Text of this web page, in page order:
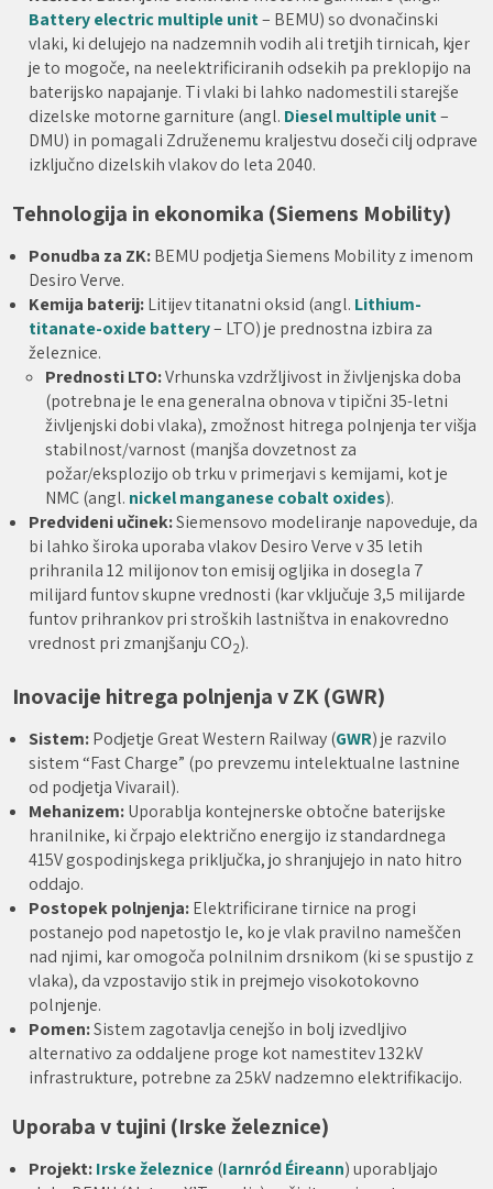
Battery electric multiple unit– BEMU) so dvonačinski
vlaki, ki delujejo na nadzemnih vodih ali tretjih tirnicah, kjer
je to mogoče, na neelektrificiranih odsekih pa preklopijo na
baterijsko napajanje. Ti vlaki bi lahko nadomestili starejše
dizelske motorne garniture (angl. Diesel multiple unit–
DMU) in pomagali Združenemu kraljestvu doseči cilj odprave
izključno dizelskih vlakov do leta 2040.
Tehnologija in ekonomika (Siemens Mobility)
Ponudba za ZK:BEMU podjetja Siemens Mobility z imenom
Desiro Verve.
Kemija baterij:Litijev titanatni oksid (angl. Lithium-
titanate-oxide battery– LTO) je prednostna izbira za
železnice.
Prednosti LTO:Vrhunska vzdržljivost in življenjska doba
(potrebna je le ena generalna obnova v tipični 35-letni
življenjski dobi vlaka), zmožnost hitrega polnjenja ter višja
stabilnost/varnost (manjša dovzetnost za
požar/eksplozijo ob trku v primerjavi s kemijami, kot je
NMC (angl. nickel manganese cobalt oxides).
Predvideni učinek:Siemensovo modeliranje napoveduje, da
bi lahko široka uporaba vlakov Desiro Verve v 35 letih
prihranila 12 milijonov ton emisij ogljika in dosegla 7
milijard funtov skupne vrednosti (kar vključuje 3,5 milijarde
funtov prihrankov pri stroških lastništva in enakovredno
vrednost pri zmanjšanju CO2).
Inovacije hitrega polnjenja v ZK (GWR)
Sistem:Podjetje Great Western Railway (GWR) je razvilo
sistem “Fast Charge” (po prevzemu intelektualne lastnine
od podjetja Vivarail).
Mehanizem:Uporablja kontejnerske obtočne baterijske
hranilnike, ki črpajo električno energijo iz standardnega
415V gospodinjskega priključka, jo shranjujejo in nato hitro
oddajo.
Postopek polnjenja:Elektrificirane tirnice na progi
postanejo pod napetostjo le, ko je vlak pravilno nameščen
nad njimi, kar omogoča polnilnim drsnikom (ki se spustijo z
vlaka), da vzpostavijo stik in prejmejo visokotokovno
polnjenje.
Pomen:Sistem zagotavlja cenejšo in bolj izvedljivo
alternativo za oddaljene proge kot namestitev 132kV
infrastrukture, potrebne za 25kV nadzemno elektrifikacijo.
Uporaba v tujini (Irske železnice)
Projekt:Irske železnice(Iarnród Éireann) uporabljajo